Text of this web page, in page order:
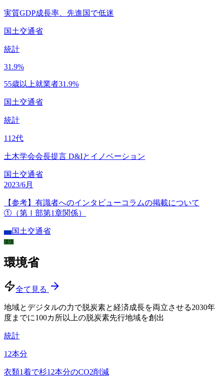
実質GDP成長率、先進国で低迷
国土交通省
統計
31.9%
55歳以上就業者31.9%
国土交通省
統計
112代
土木学会会長提言 D&Iとイノベーション
国土交通省
2023/6月
【参考】有識者へのインタビューコラムの掲載について
①（第Ⅰ部第1章関係）
国交 国土交通省
環境
環境省
全て見る
地域とデジタルの力で脱炭素と経済成長を両立させる2030年
度までに100カ所以上の脱炭素先行地域を創出
統計
12本分
衣類1着で杉12本分のCO2削減